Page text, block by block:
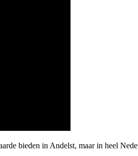
bieden in Andelst, maar in heel